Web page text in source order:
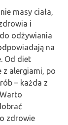
masy ciała,
i
odżywiania
na
Od diet
z alergiami, po
– każda z
zdrowie